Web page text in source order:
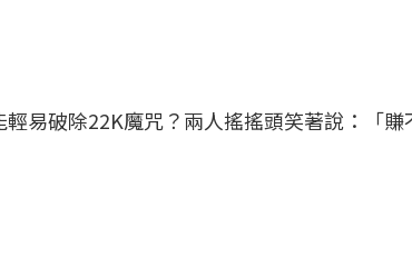
易破除22K魔咒？兩人搖搖頭笑著說：「賺